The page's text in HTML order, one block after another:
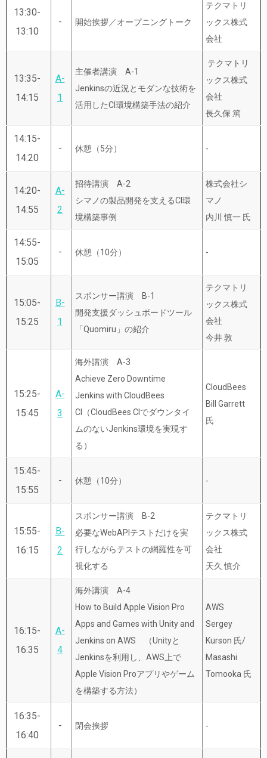
13:30-
13:10
- 開始挨拶／オープニングトーク
テクマトリ
ックス株式
会社
13:35-
14:15
A-
1
主催者講演 A-1
Jenkinsの近況とモダンな技術を
活用したCI環境構築手法の紹介
テクマトリ
ックス株式
会社
長久保 篤
14:15-
14:20
- 休憩（5分） -
14:20-
14:55
A-
2
招待講演 A-2
シマノの製品開発を支えるCI環
境構築事例
株式会社シ
マノ
内川 慎一 氏
14:55-
15:05
- 休憩（10分） -
15:05-
15:25
B-
1
スポンサー講演 B-1
開発支援ダッシュボードツール
「Quomiru」の紹介
テクマトリ
ックス株式
会社
今井 敦
15:25-
15:45
A-
3
海外講演 A-3
Achieve Zero Downtime
Jenkins with CloudBees
CI（CloudBees CIでダウンタイ
ムのないJenkins環境を実現す
る）
CloudBees
Bill Garrett
氏
15:45-
15:55
- 休憩（10分） -
15:55-
16:15
B-
2
スポンサー講演 B-2
必要なWebAPIテストだけを実
行しながらテストの網羅性を可
視化する
テクマトリ
ックス株式
会社
天久 慎介
16:15-
16:35
A-
4
海外講演 A-4
How to Build Apple Vision Pro
Apps and Games with Unity and
Jenkins on AWS （Unityと
Jenkinsを利用し、AWS上で
Apple Vision Proアプリやゲーム
を構築する方法）
AWS
Sergey
Kurson 氏/
Masashi
Tomooka 氏
16:35-
16:40
- 閉会挨拶 -